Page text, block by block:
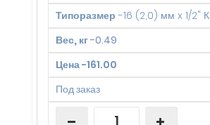
Типоразмер -16 (2,0) мм x 1/2" К
Вес, кг-0.49
Цена-161.00
Под заказ